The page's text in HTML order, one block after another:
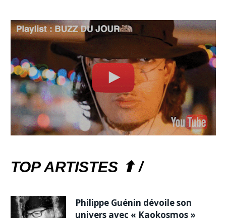
TOP ARTISTES ⬆ /
Philippe Guénin dévoile son
univers avec « Kaokosmos »